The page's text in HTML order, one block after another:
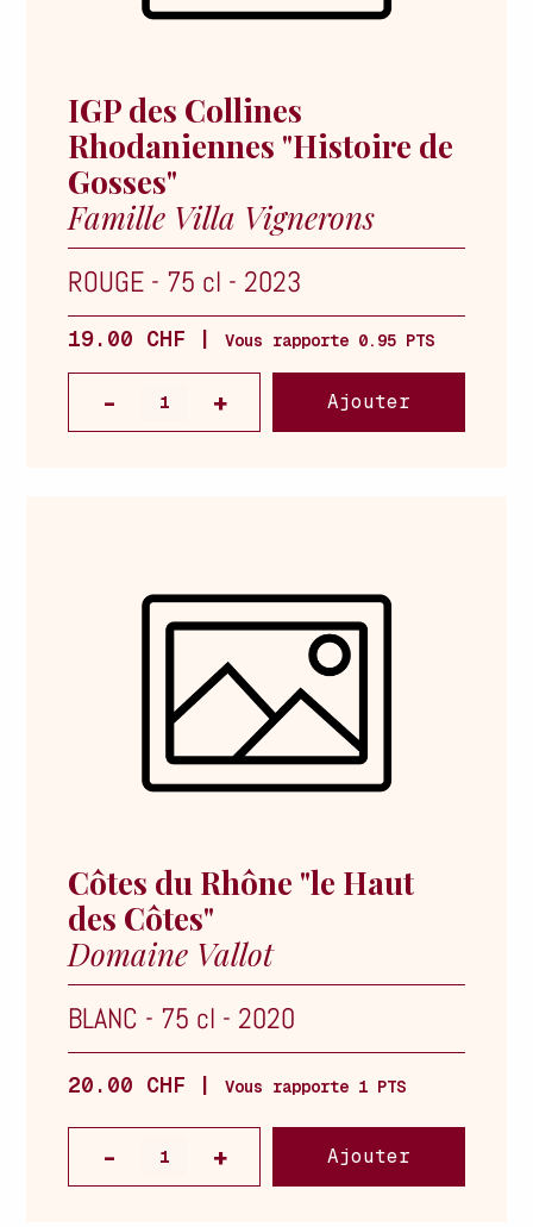
IGP des Collines
Rhodaniennes "Histoire de
Gosses"
Famille Villa Vignerons
ROUGE - 75 cl - 2023
19.00 CHF | Vous rapporte 0.95 PTS
Ajouter
Côtes du Rhône "le Haut
des Côtes"
Domaine Vallot
BLANC - 75 cl - 2020
20.00 CHF | Vous rapporte 1 PTS
Ajouter